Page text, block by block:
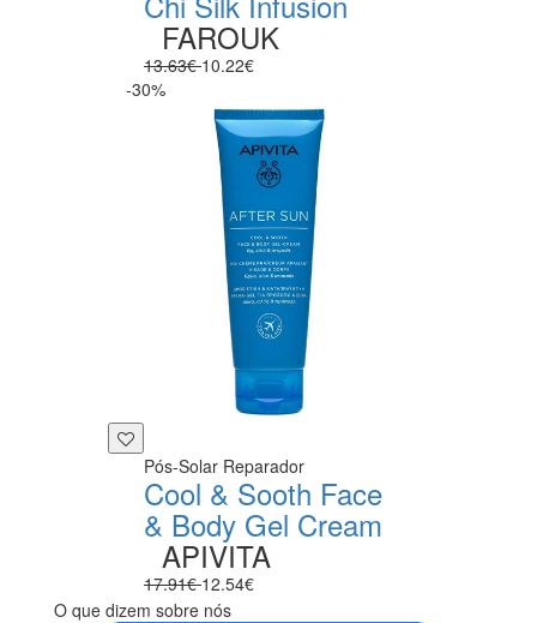
FAROUK
13.63€10.22€
-30%
Pós-Solar Reparador
Cool & Sooth Face
& Body Gel Cream
APIVITA
17.91€12.54€
O que dizem sobre nós